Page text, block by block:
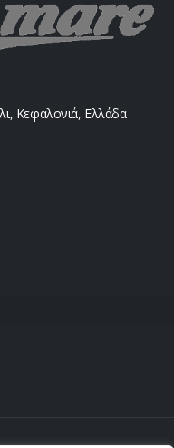
Κεφαλονιά, Ελλάδα